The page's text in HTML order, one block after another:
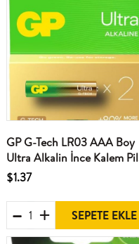
GP G-Tech LR03 AAA Boy
Ultra Alkalin İnce Kalem Pil
2'li Paket GP24AU-2U2
$1.37
SEPETE EKLE